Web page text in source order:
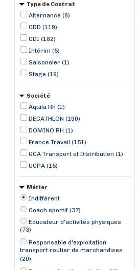
Arcueil (9)
Varennes-sur-Seine (9)
Chambourcy (8)
Le Chesnay (8)
Plaisir (8)
Cergy (7)
Ferrières-en-Brie (7)
Type de Contrat
Alternance (8)
CDD (119)
CDI (182)
Intérim (5)
Saisonnier (1)
Stage (19)
Société
Aquila Rh (1)
DECATHLON (190)
DOMINO RH (1)
France Travail (151)
GCA Transport et Distribution (1)
UCPA (15)
Métier
Indifférent
Coach sportif (37)
Educateur d'activités physiques
(73)
Responsable d'exploitation
transport routier de marchandises
(20)